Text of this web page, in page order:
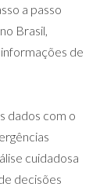
a passo
Brasil,
de
dados com o
cuidadosa
decisões